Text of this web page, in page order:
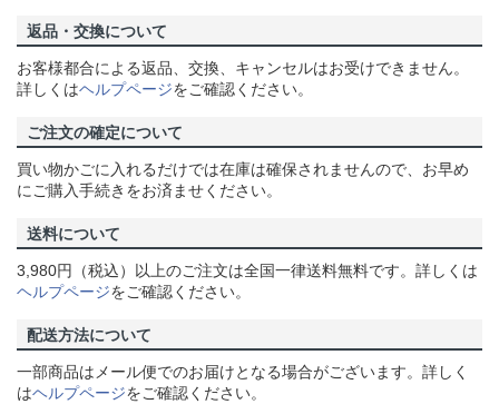
返品・交換について
お客様都合による返品、交換、キャンセルはお受けできません。
詳しくはヘルプページをご確認ください。
ご注文の確定について
買い物かごに入れるだけでは在庫は確保されませんので、お早め
にご購入手続きをお済ませください。
送料について
3,980円（税込）以上のご注文は全国一律送料無料です。詳しくは
ヘルプページをご確認ください。
配送方法について
一部商品はメール便でのお届けとなる場合がございます。詳しく
はヘルプページをご確認ください。